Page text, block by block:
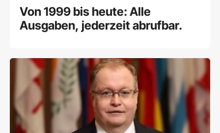
Von 1999 bis heute: Alle
Ausgaben, jederzeit abrufbar.